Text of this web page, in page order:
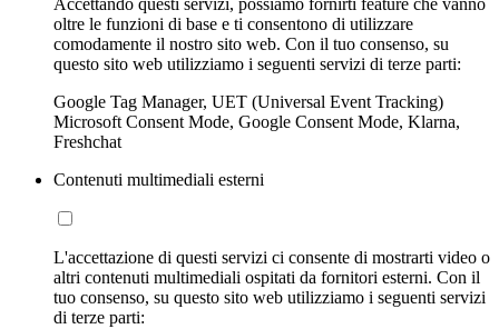
Accettando questi servizi, possiamo fornirti feature che vanno
oltre le funzioni di base e ti consentono di utilizzare
comodamente il nostro sito web. Con il tuo consenso, su
questo sito web utilizziamo i seguenti servizi di terze parti:
Google Tag Manager, UET (Universal Event Tracking)
Microsoft Consent Mode, Google Consent Mode, Klarna,
Freshchat
Contenuti multimediali esterni
L'accettazione di questi servizi ci consente di mostrarti video o
altri contenuti multimediali ospitati da fornitori esterni. Con il
tuo consenso, su questo sito web utilizziamo i seguenti servizi
di terze parti: